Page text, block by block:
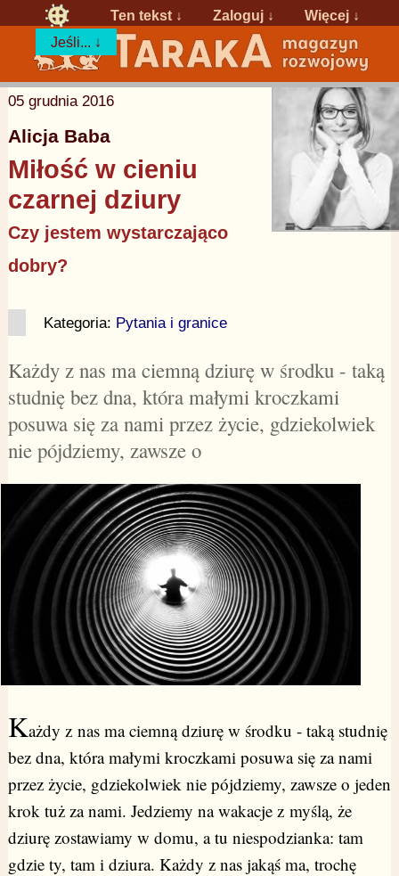
Ten tekst ↓ Zaloguj ↓
Więcej ↓
Jeśli... ↓
05 grudnia 2016
Alicja Baba
Miłość w cieniu
czarnej dziury
Czy jestem wystarczająco
dobry?
Kategoria: Pytania i granice
Każdy z nas ma ciemną dziurę w środku - taką
studnię bez dna, która małymi kroczkami
posuwa się za nami przez życie, gdziekolwiek
nie pójdziemy, zawsze o
Każdy z nas ma ciemną dziurę w środku - taką studnię
bez dna, która małymi kroczkami posuwa się za nami
przez życie, gdziekolwiek nie pójdziemy, zawsze o jeden
krok tuż za nami. Jedziemy na wakacje z myślą, że
dziurę zostawiamy w domu, a tu niespodzianka: tam
gdzie ty, tam i dziura. Każdy z nas jakąś ma, trochę